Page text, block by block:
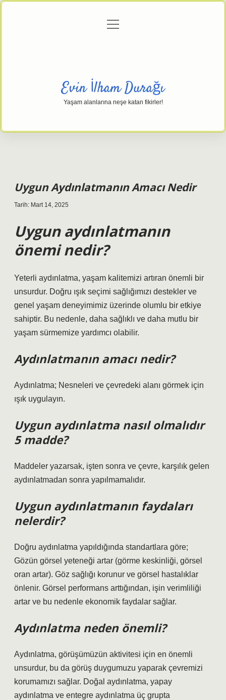
Gizlilik Politikası
menüyü
Evin İlham Durağı
Yaşam alanlarına neşe katan fikirler!
Uygun Aydınlatmanın Amacı Nedir
Tarih: Mart 14, 2025
Uygun aydınlatmanın
önemi nedir?
Yeterli aydınlatma, yaşam kalitemizi artıran önemli bir
unsurdur. Doğru ışık seçimi sağlığımızı destekler ve
genel yaşam deneyimimiz üzerinde olumlu bir etkiye
sahiptir. Bu nedenle, daha sağlıklı ve daha mutlu bir
yaşam sürmemize yardımcı olabilir.
Aydınlatmanın amacı nedir?
Aydınlatma; Nesneleri ve çevredeki alanı görmek için
ışık uygulayın.
Uygun aydınlatma nasıl olmalıdır
5 madde?
Maddeler yazarsak, işten sonra ve çevre, karşılık gelen
aydınlatmadan sonra yapılmamalıdır.
Uygun aydınlatmanın faydaları
nelerdir?
Doğru aydınlatma yapıldığında standartlara göre;
Gözün görsel yeteneği artar (görme keskinliği, görsel
oran artar). Göz sağlığı korunur ve görsel hastalıklar
önlenir. Görsel performans arttığından, işin verimliliği
artar ve bu nedenle ekonomik faydalar sağlar.
Aydınlatma neden önemli?
Aydınlatma, görüşümüzün aktivitesi için en önemli
unsurdur, bu da görüş duygumuzu yaparak çevremizi
korumamızı sağlar. Doğal aydınlatma, yapay
aydınlatma ve entegre aydınlatma üç grupta